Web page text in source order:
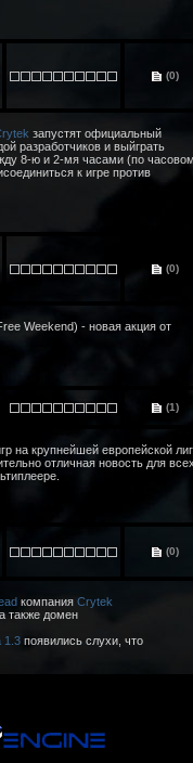
(0)
запустят официальный
разработчиков и выйграть
8-ю и 2-мя часами (по
к игре против
(0)
Weekend) - новая акция от
(1)
на крупнейшей европейской
отличная новость для
(0)
компания Crytek
также домен
1.3 появились слухи, что